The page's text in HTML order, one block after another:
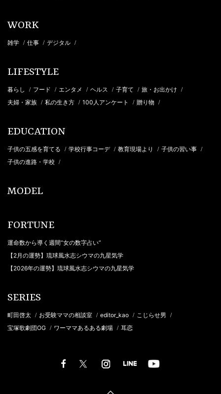
WORK
雑学 / 仕事 / デジタル /
LIFESTYLE
暮らし / フード / エンタメ / ヘルス / 子育て / 旅・お出かけ /
夫婦・家族 / 私の生き方 / 100人アンケート / 贈り物 /
EDUCATION
子供の五感を育てる / 学校行事コーデ / 教育現場より / 子供の習い事 /
子供の進路・学校 /
MODEL
FORTUNE
運命数から導く週間“女の数字占い”
【2月の運勢】琉球風水志シウマの九星気学
【2026年の運勢】琉球風水志シウマの九星気学
SERIES
町田啓太 / お受験ママの相談室 / editor_kao / こじらせ男 /
宝塚歌劇団OG / ワーママあるある劇場 / 耳恋